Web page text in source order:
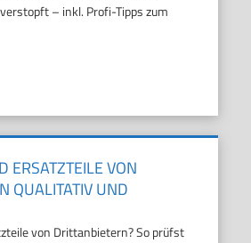
– inkl. Profi-Tipps zum
ERSATZTEILE VON
QUALITATIV UND
von Drittanbietern? So prüfst